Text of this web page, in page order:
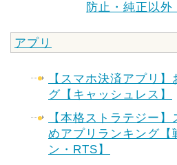
防止・純正以
アプリ
【スマホ決済アプリ
グ【キャッシュレス】
【本格ストラテジー
めアプリランキング【
ン・RTS】